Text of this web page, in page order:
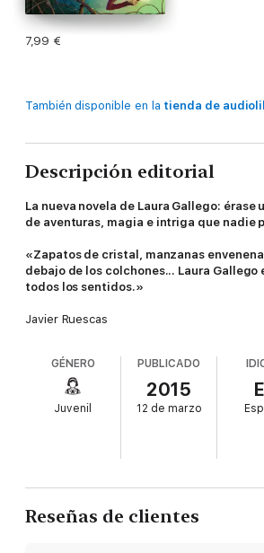
7,99 €
También disponible en la tienda de
Descripción editorial
La nueva novela de Laura Gallego: érase
de aventuras, magia e intriga que nadie
«Zapatos de cristal, manzanas
debajo de los colchones... Laura Gallego
todos los sentidos.»
Javier Ruescas
ayudando con gran eficacia a jóvenes
héroe para que alcancen sus propios
su ingenio nunca le han fallado, pero todo
complicarse cuando le encomiendan a
GÉNERO
Juvenil
PUBLICADO
2015
12 de marzo
Reseñas de clientes